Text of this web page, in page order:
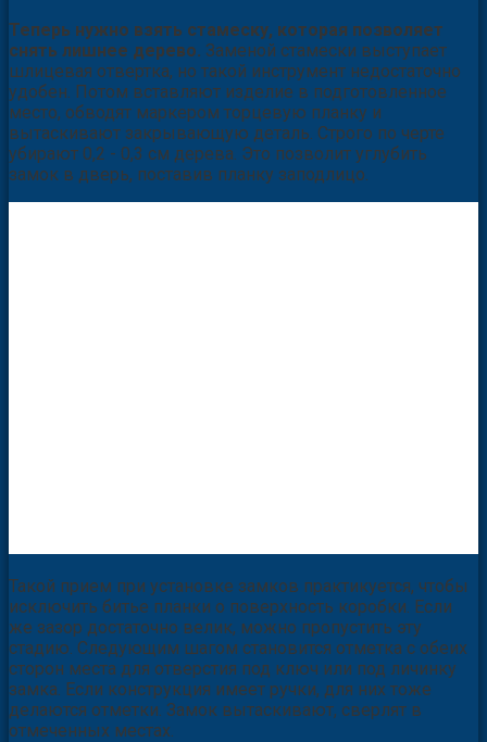
Теперь нужно взять стамеску, которая позволяет
снять лишнее дерево. Заменой стамески выступает
шлицевая отвертка, но такой инструмент недостаточно
удобен. Потом вставляют изделие в подготовленное
место, обводят маркером торцевую планку и
вытаскивают закрывающую деталь. Строго по черте
убирают 0,2 - 0,3 см дерева. Это позволит углубить
замок в дверь, поставив планку заподлицо.
Такой прием при установке замков практикуется, чтобы
исключить битье планки о поверхность коробки. Если
же зазор достаточно велик, можно пропустить эту
стадию. Следующим шагом становится отметка с обеих
сторон места для отверстия под ключ или под личинку
замка. Если конструкция имеет ручки, для них тоже
делаются отметки. Замок вытаскивают, сверлят в
отмеченных местах.